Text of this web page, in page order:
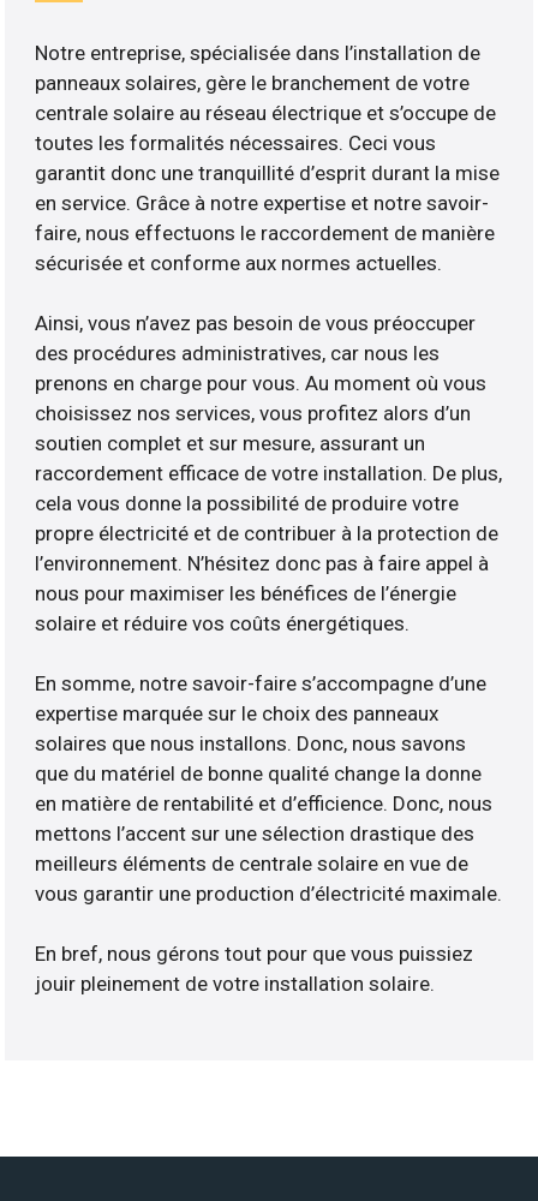
Notre entreprise, spécialisée dans l’installation de
panneaux solaires, gère le branchement de votre
centrale solaire au réseau électrique et s’occupe de
toutes les formalités nécessaires. Ceci vous
garantit donc une tranquillité d’esprit durant la mise
en service. Grâce à notre expertise et notre savoir-
faire, nous effectuons le raccordement de manière
sécurisée et conforme aux normes actuelles.
Ainsi, vous n’avez pas besoin de vous préoccuper
des procédures administratives, car nous les
prenons en charge pour vous. Au moment où vous
choisissez nos services, vous profitez alors d’un
soutien complet et sur mesure, assurant un
raccordement efficace de votre installation. De plus,
cela vous donne la possibilité de produire votre
propre électricité et de contribuer à la protection de
l’environnement. N’hésitez donc pas à faire appel à
nous pour maximiser les bénéfices de l’énergie
solaire et réduire vos coûts énergétiques.
En somme, notre savoir-faire s’accompagne d’une
expertise marquée sur le choix des panneaux
solaires que nous installons. Donc, nous savons
que du matériel de bonne qualité change la donne
en matière de rentabilité et d’efficience. Donc, nous
mettons l’accent sur une sélection drastique des
meilleurs éléments de centrale solaire en vue de
vous garantir une production d’électricité maximale.
En bref, nous gérons tout pour que vous puissiez
jouir pleinement de votre installation solaire.